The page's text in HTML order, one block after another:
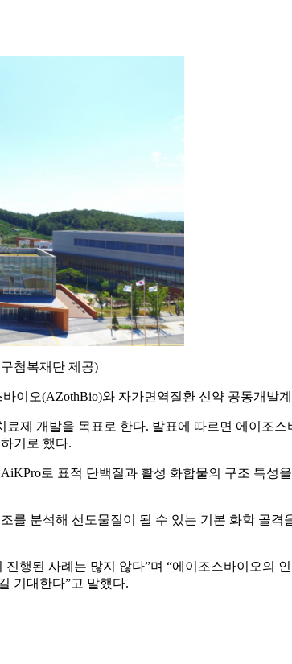
첨복재단 제공)
이오(AZothBio)와 자가면역질환 신약 공동개발
제 개발을 목표로 한다. 발표에 따르면 에이조
기로 했다.
로 표적 단백질과 활성 화합물의 구조 특성
를 분석해 선도물질이 될 수 있는 기본 화학 골격
행된 사례는 많지 않다”며 “에이조스바이오의
기대한다”고 말했다.